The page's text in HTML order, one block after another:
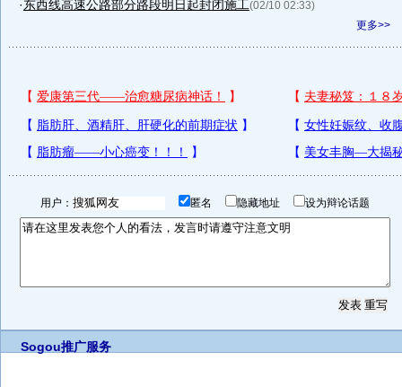
·东西线高速公路部分路段明日起封闭施工(02/10 02:33)
更多>>
用户： 匿名 隐藏地址 设为辩论话题
Sogou推广服务